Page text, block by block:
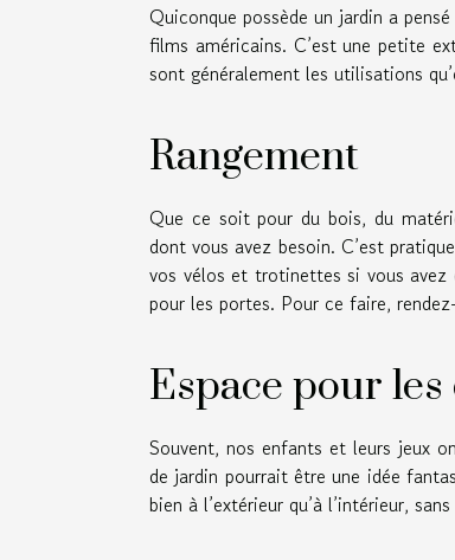
Quiconque possède un jardin a
films américains. C’est une petite
sont généralement les utilisations
Rangement
Que ce soit pour du bois, du
dont vous avez besoin. C’est
vos vélos et trotinettes si vous avez
pour les portes. Pour ce faire,
Espace pour les
Souvent, nos enfants et leurs jeux
de jardin pourrait être une idée
bien à l’extérieur qu’à l’intérieur,